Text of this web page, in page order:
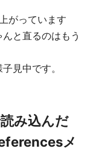
がっています
と直るのはもう
見中です。
み込んだ
メ